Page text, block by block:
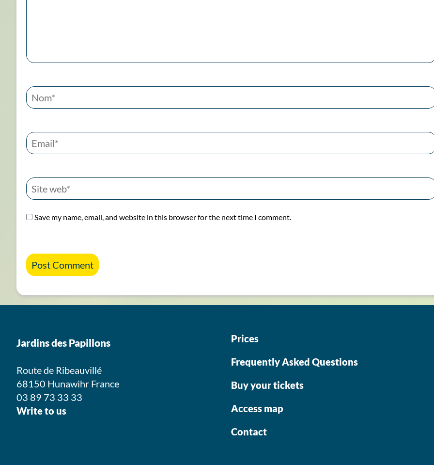
Save my name, email, and website in this browser for the next time I comment.
Jardins des Papillons
Route de Ribeauvillé
68150 Hunawihr France
03 89 73 33 33
Write to us
Prices
Frequently Asked Questions
Buy your tickets
Access map
Contact